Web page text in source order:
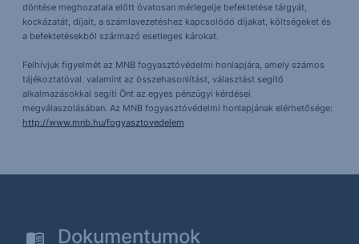
döntése meghozatala előtt óvatosan mérlegelje befektetése tárgyát,
kockázatát, díjait, a számlavezetéshez kapcsolódó díjakat, költségeket és
a befektetésekből származó esetleges károkat.
Felhívjuk figyelmét az MNB fogyasztóvédelmi honlapjára, amely számos
tájékoztatóval. valamint az összehasonlítást, választást segítő
alkalmazásokkal segíti Önt az egyes pénzügyi kérdései
megválaszolásában. Az MNB fogyasztóvédelmi honlapjának elérhetősége:
http://www.mnb.hu/fogyasztovedelem
Dokumentumok